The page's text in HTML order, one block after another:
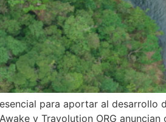
para aportar al
y Travolution ORG